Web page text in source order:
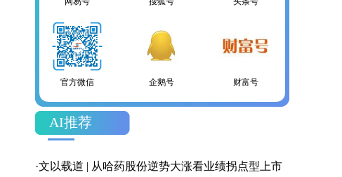
官方微信 企鹅号 财富号
一点号 百家号 网易号
AI推荐
·文以载道 | 从哈药股份逆势大涨看业绩拐点型上市